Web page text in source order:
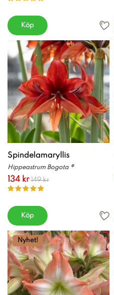
Köp
Spindelamaryllis
Hippeastrum Bogota ®
134 kr 149 kr
Köp
Nyhet!